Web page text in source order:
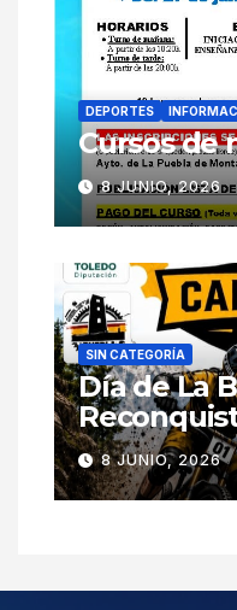
DEPORTES
Cursos de
8 JUNIO, 2026
SIN CATEGORÍA
Día de La
8 JUNIO, 2026